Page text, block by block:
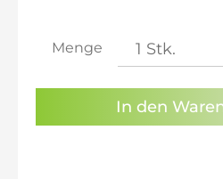
Sie haben die
Kenntnis genommen.
inkl. 21% MwSt.: 1.732,64 €
inkl. 22% MwSt.: 1.746,96 €
Menge
In den